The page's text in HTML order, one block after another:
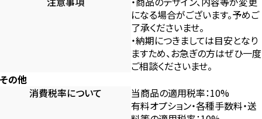
になる場合がございます。予めご
了承くださいませ。
・納期につきましては目安となり
ますため、お急ぎの方はぜひ一度
ご相談くださいませ。
その他
消費税率について
当商品の適用税率：10%
有料オプション・各種手数料・送